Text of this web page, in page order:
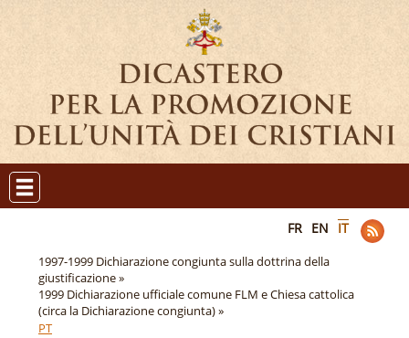
FR EN IT
1997-1999 Dichiarazione congiunta sulla dottrina della
giustificazione »
1999 Dichiarazione ufficiale comune FLM e Chiesa cattolica
(circa la Dichiarazione congiunta) »
PT